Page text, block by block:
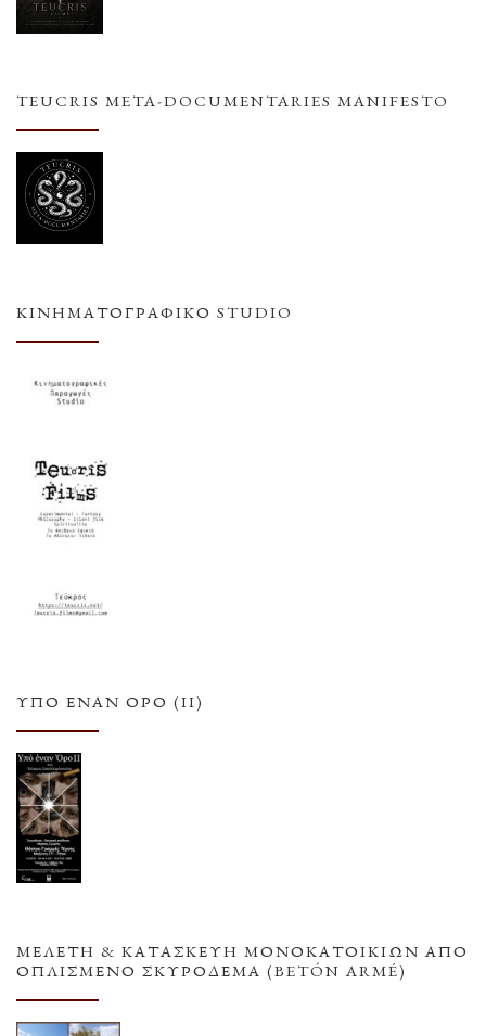
TEUCRIS META-DOCUMENTARIES MANIFESTO
ΚΙΝΗΜΑΤΟΓΡΑΦΙΚΌ STUDIO
ΥΠΌ ΈΝΑΝ ΌΡΟ (ΙΙ)
ΜΕΛΕΤΗ & ΚΑΤΑΣΚΕΥΗ ΜΟΝΟΚΑΤΟΙΚΙΩΝ ΑΠΟ
ΟΠΛΙΣΜΕΝΟ ΣΚΥΡΟΔΕΜΑ (BETÓN ARMÉ)